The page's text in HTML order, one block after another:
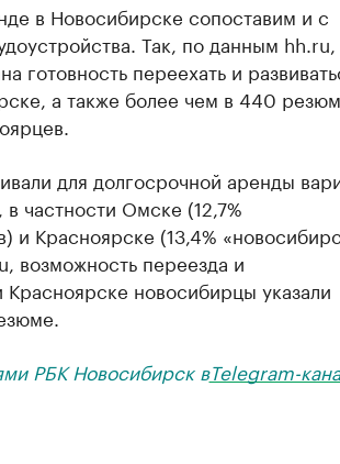
в Новосибирске сопоставим и с
Так, по данным hh.ru,
готовность переехать и
а также более чем в 440
для долгосрочной аренды
частности Омске (12,7%
и Красноярске (13,4%
возможность переезда и
новосибирцы указали
РБК Новосибирск вTelegram-